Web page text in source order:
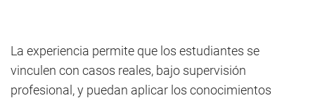
La experiencia permite que los estudiantes se
vinculen con casos reales, bajo supervisión
profesional, y puedan aplicar los conocimientos